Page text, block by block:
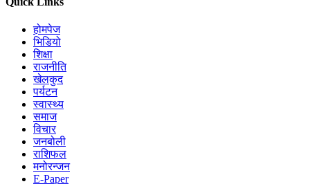
होमपेज
भिडियो
शिक्षा
राजनीति
खेलकुद
पर्यटन
स्वास्थ्य
समाज
विचार
जनबोली
राशिफल
मनोरन्जन
E-Paper